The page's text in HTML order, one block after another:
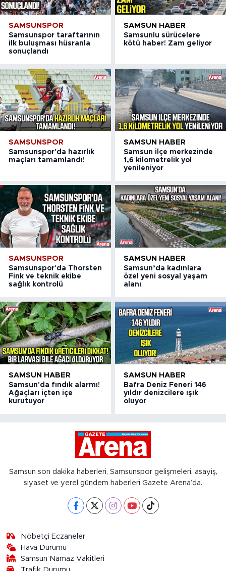
SAMSUNSPOR
Samsunspor taraftarının
ilk buluşması hüsranla
sonuçlandı
SAMSUN HABER
Samsunlu sürücelere
kötü haber! Zam geliyor
SAMSUNSPOR
Samsunspor'da hazırlık
maçları tamamlandı!
SAMSUN HABER
Samsun ilçe merkezinde
1,6 kilometrelik yol
yenileniyor
SAMSUNSPOR
Samsunspor'da Thorsten
Fink ve teknik ekibe
sağlık kontrolü
SAMSUN HABER
Samsun’da kadınlara
özel yeni sosyal yaşam
alanı
SAMSUN HABER
Samsun'da fındık alarmı!
Ağaçları içten içe
kurutuyor
SAMSUN HABER
Bafra Deniz Feneri 146
yıldır denizcilere ışık
oluyor
Samsun son dakika haberleri, Samsunspor gelişmeleri, asayiş,
siyaset ve yerel gündem haberleri Gazete Arena’da.
Nöbetçi Eczaneler
Hava Durumu
Samsun Namaz Vakitleri